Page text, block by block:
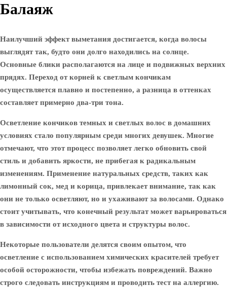
Балаяж
Наилучший эффект выметания достигается, когда волосы
выглядят так, будто они долго находились на солнце.
Основные блики располагаются на лице и подвижных верхних
прядях. Переход от корней к светлым кончикам
осуществляется плавно и постепенно, а разница в оттенках
составляет примерно два-три тона.
Осветление кончиков темных и светлых волос в домашних
условиях стало популярным среди многих девушек. Многие
отмечают, что этот процесс позволяет легко обновить свой
стиль и добавить яркости, не прибегая к радикальным
изменениям. Применение натуральных средств, таких как
лимонный сок, мед и корица, привлекает внимание, так как
они не только осветляют, но и ухаживают за волосами. Однако
стоит учитывать, что конечный результат может варьироваться
в зависимости от исходного цвета и структуры волос.
Некоторые пользователи делятся своим опытом, что
осветление с использованием химических красителей требует
особой осторожности, чтобы избежать повреждений. Важно
строго следовать инструкциям и проводить тест на аллергию.